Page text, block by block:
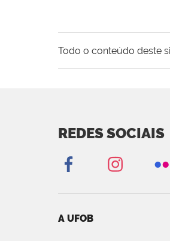
Todo o conteúdo deste
REDES SOCIAIS
A UFOB